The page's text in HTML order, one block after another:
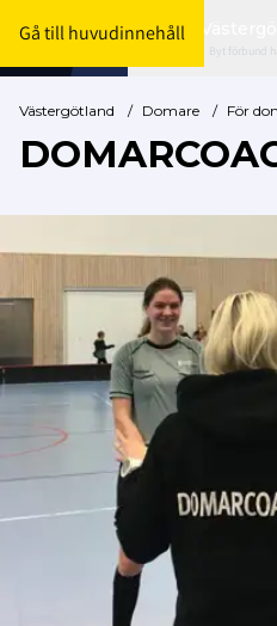
Gå till huvudinnehåll
Byt förbund här
Västergötland / Domare / För